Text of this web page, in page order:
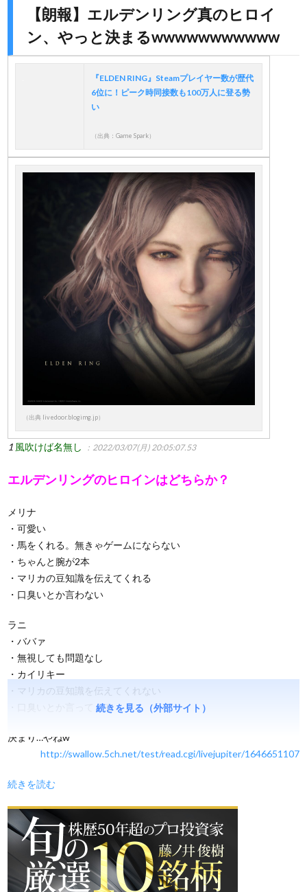
【朗報】エルデンリング真のヒロイ
ン、やっと決まるwwwwwwwwwww
『ELDEN RING』Steamプレイヤー数が歴代
6位に！ピーク時同接数も100万人に登る勢
い
（出典：Game Spark）
（出典 livedoor.blogimg.jp）
1 風吹けば名無し ：2022/03/07(月) 20:05:07.53
エルデンリングのヒロインはどちらか？
メリナ
・可愛い
・馬をくれる。無きゃゲームにならない
・ちゃんと腕が2本
・マリカの豆知識を伝えてくれる
・口臭いとか言わない
ラニ
・ババァ
・無視しても問題なし
・カイリキー
・マリカの豆知識を伝えてくれない
・口臭いとか言ってくる
決まり…やねw
http://swallow.5ch.net/test/read.cgi/livejupiter/1646651107
続きを読む
続きを見る（外部サイト）